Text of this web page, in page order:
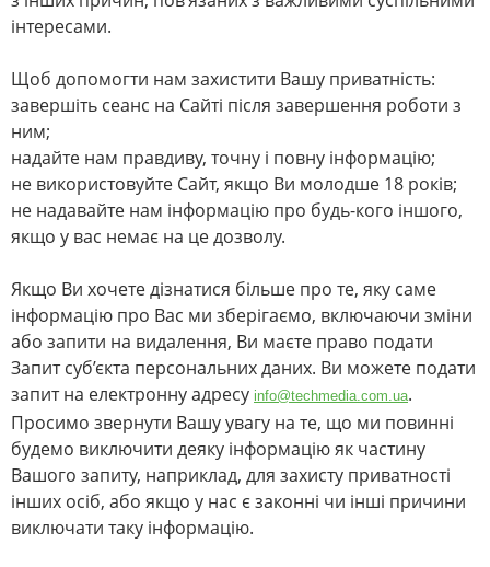
інтересами.
Щоб допомогти нам захистити Вашу приватність:
завершіть сеанс на Сайті після завершення роботи з
ним;
надайте нам правдиву, точну і повну інформацію;
не використовуйте Сайт, якщо Ви молодше 18 років;
не надавайте нам інформацію про будь-кого іншого,
якщо у вас немає на це дозволу.
Якщо Ви хочете дізнатися більше про те, яку саме
інформацію про Вас ми зберігаємо, включаючи зміни
або запити на видалення, Ви маєте право подати
Запит суб’єкта персональних даних. Ви можете подати
запит на електронну адресу info@techmedia.com.ua.
Просимо звернути Вашу увагу на те, що ми повинні
будемо виключити деяку інформацію як частину
Вашого запиту, наприклад, для захисту приватності
інших осіб, або якщо у нас є законні чи інші причини
виключати таку інформацію.